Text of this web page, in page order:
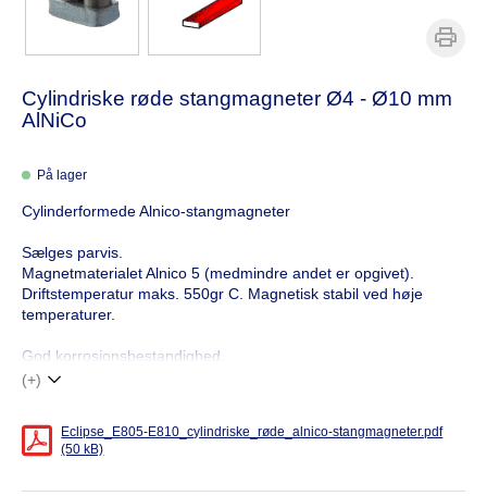
Cylindriske røde stangmagneter Ø4 - Ø10 mm
AlNiCo
På lager
Cylinderformede Alnico-stangmagneter
Sælges parvis.
Magnetmaterialet Alnico 5 (medmindre andet er opgivet).
Driftstemperatur maks. 550gr C. Magnetisk stabil ved høje
temperaturer.
God korrosionsbestandighed.
(+)
Eclipse_E805-E810_cylindriske_røde_alnico-stangmagneter.pdf
(50 kB)